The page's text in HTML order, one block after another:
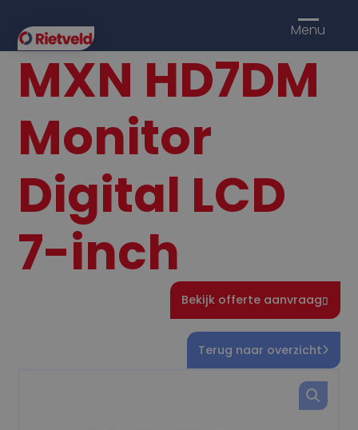
Menu
MXN HD7DM
Monitor
Digital LCD
7-inch
Bekijk offerte aanvraag
Terug naar overzicht